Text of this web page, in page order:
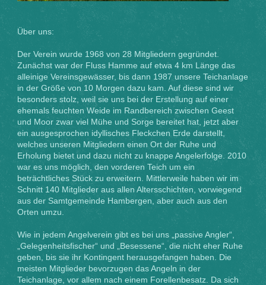
Über uns:
Der Verein wurde 1968 von 28 Mitgliedern gegründet.
Zunächst war der Fluss Hamme auf etwa 4 km Länge das
alleinige Vereinsgewässer, bis dann 1987 unsere Teichanlage
in der Größe von 10 Morgen dazu kam. Auf diese sind wir
besonders stolz, weil sie uns bei der Erstellung auf einer
ehemals feuchten Weide im Randbereich zwischen Geest
und Moor zwar viel Mühe und Sorge bereitet hat, jetzt aber
ein ausgesprochen idyllisches Fleckchen Erde darstellt,
welches unseren Mitgliedern einen Ort der Ruhe und
Erholung bietet und dazu nicht zu knappe Angelerfolge. 2010
war es uns möglich, den vorderen Teich um ein
beträchtliches Stück zu erweitern. Mittlerweile haben wir im
Schnitt 140 Mitglieder aus allen Altersschichten, vorwiegend
aus der Samtgemeinde Hambergen, aber auch aus den
Orten umzu.
Wie in jedem Angelverein gibt es bei uns „passive Angler“,
„Gelegenheitsfischer“ und „Besessene“, die nicht eher Ruhe
geben, bis sie ihr Kontingent herausgefangen haben. Die
meisten Mitglieder bevorzugen das Angeln in der
Teichanlage, vor allem nach einem Forellenbesatz. Da sich